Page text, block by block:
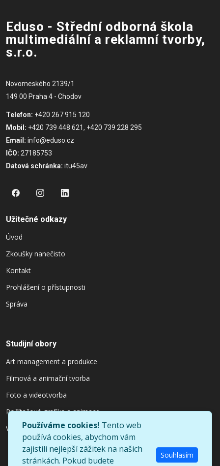
Eduso - Střední odborná škola
multimediální a reklamní tvorby,
s.r.o.
Novomeského 2139/1
149 00 Praha 4 - Chodov
Telefon: +420 267 915 120
Mobil: +420 739 448 621, +420 739 228 295
Email: info@eduso.cz
IČO: 27185753
Datová schránka: itu45av
Užitečné odkazy
Úvod
Zkoušky nanečisto
Kontakt
Prohlášení o přístupnosti
Správa
Studijní obory
Art management a produkce
Filmová a animační tvorba
Foto a videotvorba
Počítačová grafika a animace
Výtvarnictví a užitý design
Používáme cookies! Tento web
používá cookies, abychom vám
zajistili nejlepší zážitek na našich
stránkách. Pokud budete
Souhlasím